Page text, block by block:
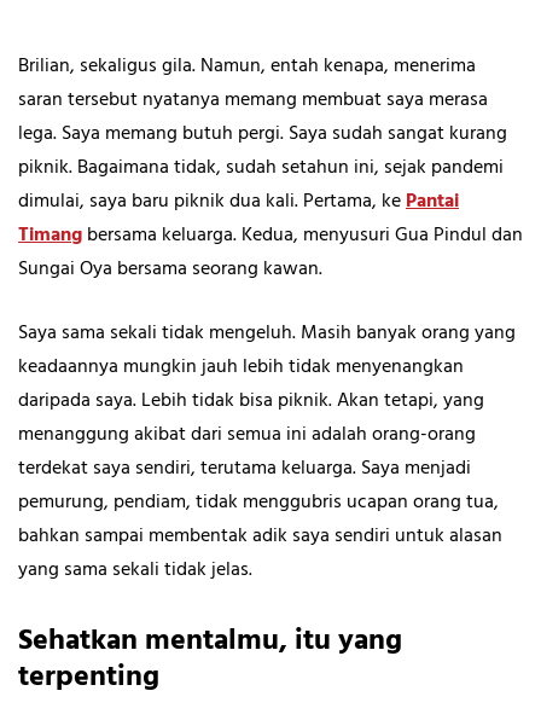
Brilian, sekaligus gila. Namun, entah kenapa, menerima
saran tersebut nyatanya memang membuat saya merasa
lega. Saya memang butuh pergi. Saya sudah sangat kurang
piknik. Bagaimana tidak, sudah setahun ini, sejak pandemi
dimulai, saya baru piknik dua kali. Pertama, kePantai
Timangbersama keluarga. Kedua, menyusuri Gua Pindul dan
Sungai Oya bersama seorang kawan.
Saya sama sekali tidak mengeluh. Masih banyak orang yang
keadaannya mungkin jauh lebih tidak menyenangkan
daripada saya. Lebih tidak bisa piknik. Akan tetapi, yang
menanggung akibat dari semua ini adalah orang-orang
terdekat saya sendiri, terutama keluarga. Saya menjadi
pemurung, pendiam, tidak menggubris ucapan orang tua,
bahkan sampai membentak adik saya sendiri untuk alasan
yang sama sekali tidak jelas.
Sehatkan mentalmu, itu yang
terpenting